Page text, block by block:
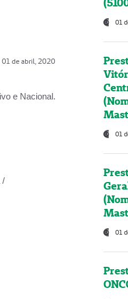
01 de abril, 2020
e Nacional.
/
01
01
01